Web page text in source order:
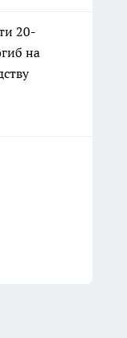
20-
на